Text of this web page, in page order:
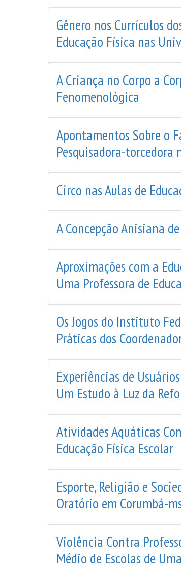
Gênero nos Currículos
Educação Física nas
A Criança no Corpo a
Fenomenológica
Apontamentos Sobre o
Pesquisadora-torcedora
Circo nas Aulas de
A Concepção Anisiana
Aproximações com a
Uma Professora de
Os Jogos do Instituto
Práticas dos
Experiências de
Um Estudo à Luz da
Atividades Aquáticas
Educação Física Escolar
Esporte, Religião e
Oratório em Corumbá-
Violência Contra
Médio de Escolas de